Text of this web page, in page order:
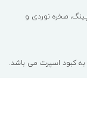
صخره نوردی و
کبود اسپرت می باشد.